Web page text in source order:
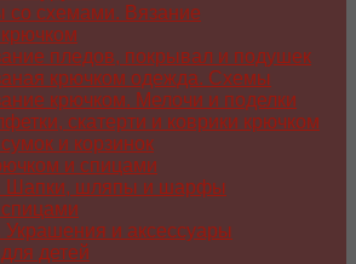
схемами. Вязание
пледов, покрывал и подушек
крючком одежда. Схемы
крючком. Мелочи и поделки
скатерти и коврики крючком
и корзинок
и спицами
Шапки, шляпы и шарфы
Украшения и аксессуары
детей